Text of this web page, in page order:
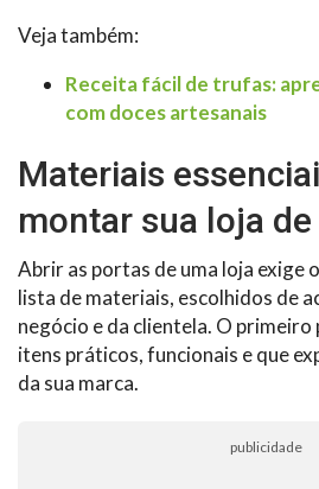
Veja também:
Receita fácil de trufas:
com doces artesanais
Materiais
montar sua loja
Abrir as portas de uma loja exige
lista de materiais, escolhidos de
negócio e da clientela. O primeiro
itens práticos, funcionais e que
da sua marca.
publicidade